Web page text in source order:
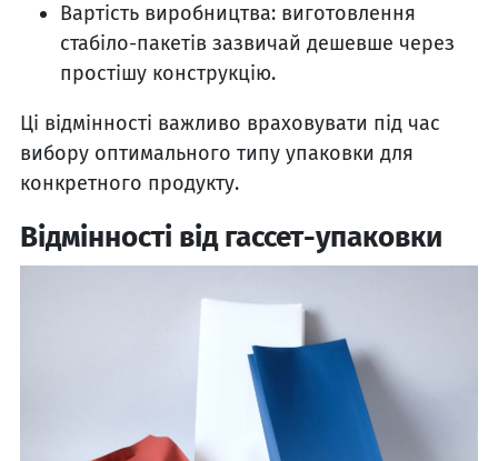
Вартість виробництва: виготовлення
стабіло-пакетів зазвичай дешевше через
простішу конструкцію.
Ці відмінності важливо враховувати під час
вибору оптимального типу упаковки для
конкретного продукту.
Відмінності від гассет-упаковки